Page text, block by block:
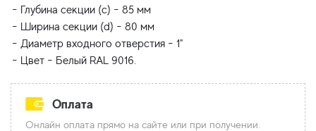
- Глубина секции (с) - 85 мм
- Ширина секции (d) - 80 мм
- Диаметр входного отверстия - 1"
Оплата
Онлайн оплата прямо на сайте или при получении.